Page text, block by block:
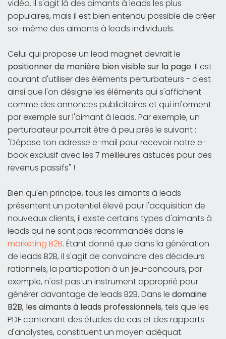
vidéo. Il s'agit là des aimants à leads les plus
populaires, mais il est bien entendu possible de créer
soi-même des aimants à leads individuels.
Celui qui propose un lead magnet devrait le
positionner de manière bien visible sur la page. Il est
courant d'utiliser des éléments perturbateurs - c'est
ainsi que l'on désigne les éléments qui s'affichent
comme des annonces publicitaires et qui informent
par exemple sur l'aimant à leads. Par exemple, un
perturbateur pourrait être à peu près le suivant :
"Dépose ton adresse e-mail pour recevoir notre e-
book exclusif avec les 7 meilleures astuces pour des
revenus passifs" !
Bien qu'en principe, tous les aimants à leads
présentent un potentiel élevé pour l'acquisition de
nouveaux clients, il existe certains types d'aimants à
leads qui ne sont pas recommandés dans le
marketing B2B. Étant donné que dans la génération
de leads B2B, il s'agit de convaincre des décideurs
rationnels, la participation à un jeu-concours, par
exemple, n'est pas un instrument approprié pour
générer davantage de leads B2B. Dans le domaine
B2B, les aimants à leads professionnels, tels que les
PDF contenant des études de cas et des rapports
d'analystes, constituent un moyen adéquat.